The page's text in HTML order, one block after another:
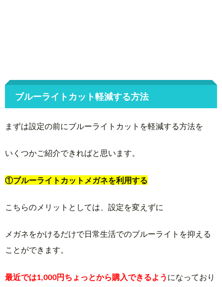
ブルーライトカット軽減する方法
まずは設定の前にブルーライトカットを軽減する方法を
いくつかご紹介できればと思います。
①ブルーライトカットメガネを利用する
こちらのメリットとしては、設定を変えずに
メガネをかけるだけで日常生活でのブルーライトを抑える
ことができます。
最近では1,000円ちょっとから購入できるよう になっており